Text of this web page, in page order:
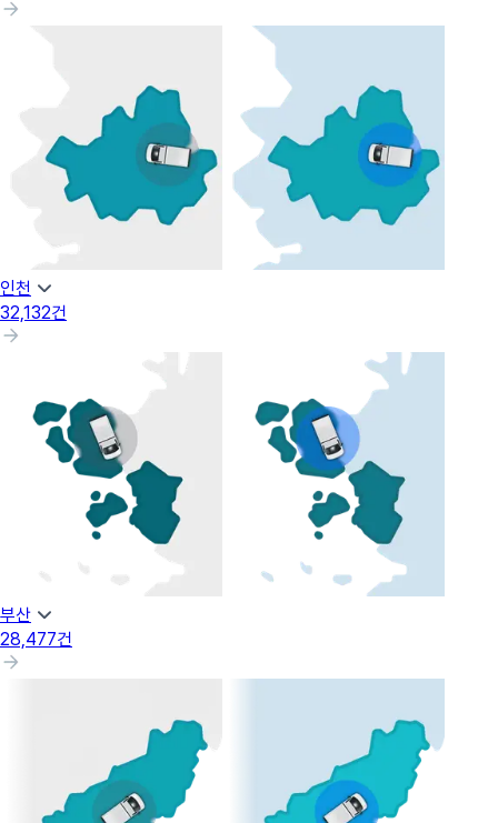
인천
32,132건
부산
28,477건